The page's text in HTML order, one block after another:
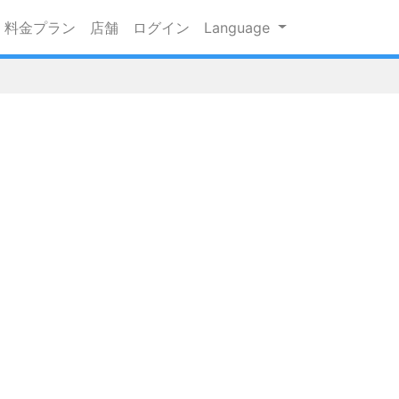
料金プラン 店舗 ログイン Language